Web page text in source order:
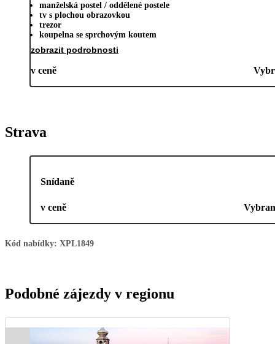
manželská postel / oddělené postele
tv s plochou obrazovkou
trezor
koupelna se sprchovým koutem
zobrazit podrobnosti
v ceně
Strava
Snídaně
v ceně
Kód nabídky: XPL1849
Podobné zájezdy v regionu